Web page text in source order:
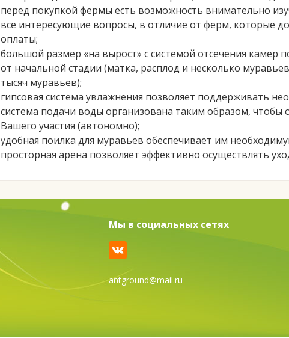
перед покупкой фермы есть возможность внимательно
все интересующие вопросы, в отличие от ферм, которые
оплаты;
большой размер «на вырост» с системой отсечения камер
от начальной стадии (матка, расплод и несколько
тысяч муравьев);
гипсовая система увлажнения позволяет поддерживать
система подачи воды организована таким образом, чтобы
Вашего участия (автономно);
удобная поилка для муравьев обеспечивает им
просторная арена позволяет эффективно осуществлять
Мы в социальных сетях
antground@mail.ru